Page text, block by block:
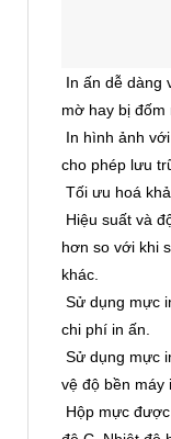
*** ĐẶC BIỆT:
03 lần mà
GIẤY